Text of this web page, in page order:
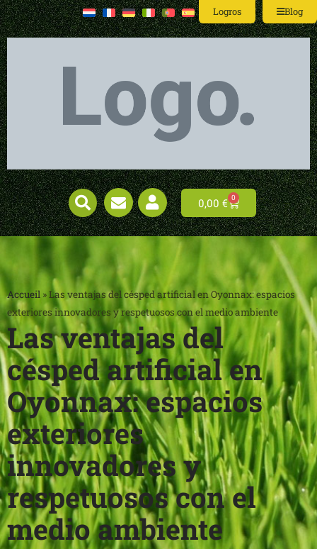
Logros Blog
0,00 € 0
Accueil »Las ventajas del césped artificial en Oyonnax: espacios
exteriores innovadores y respetuosos con el medio ambiente
Las ventajas del
césped artificial en
Oyonnax: espacios
exteriores
innovadores y
respetuosos con el
medio ambiente